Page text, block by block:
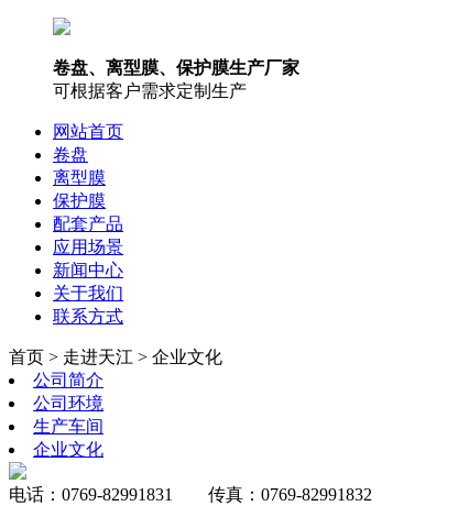
卷盘、离型膜、保护膜生产厂家
可根据客户需求定制生产
网站首页
卷盘
离型膜
保护膜
配套产品
应用场景
新闻中心
关于我们
联系方式
首页 > 走进天江 > 企业文化
公司简介
公司环境
生产车间
企业文化
电话：0769-82991831 传真：0769-82991832